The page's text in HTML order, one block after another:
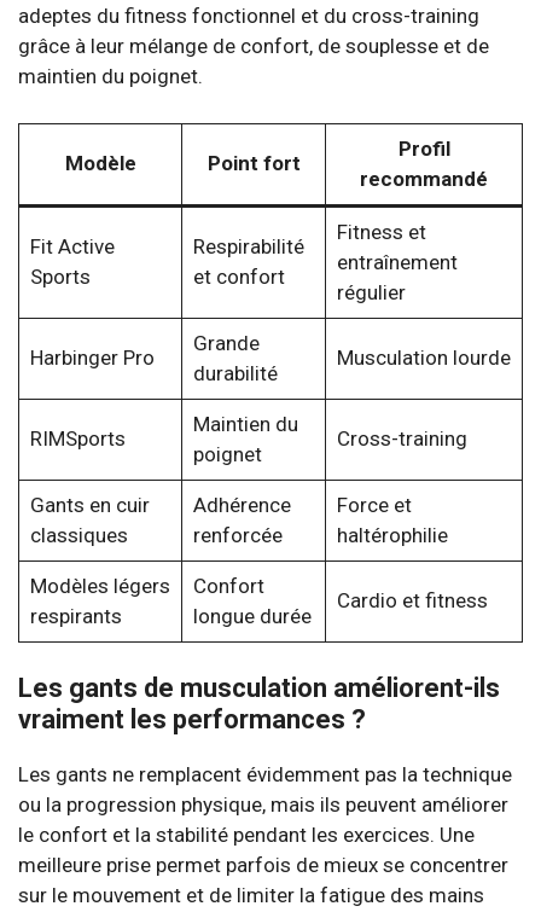
adeptes du fitness fonctionnel et du cross-training
grâce à leur mélange de confort, de souplesse et de
maintien du poignet.
Modèle Point fort
Profil
recommandé
Fit Active
Sports
Respirabilité
et confort
Fitness et
entraînement
régulier
Harbinger Pro
Grande
durabilité
Musculation lourde
RIMSports
Maintien du
poignet
Cross-training
Gants en cuir
classiques
Adhérence
renforcée
Force et
haltérophilie
Modèles légers
respirants
Confort
longue durée
Cardio et fitness
Les gants de musculation améliorent-ils
vraiment les performances ?
Les gants ne remplacent évidemment pas la technique
ou la progression physique, mais ils peuvent améliorer
le confort et la stabilité pendant les exercices. Une
meilleure prise permet parfois de mieux se concentrer
sur le mouvement et de limiter la fatigue des mains